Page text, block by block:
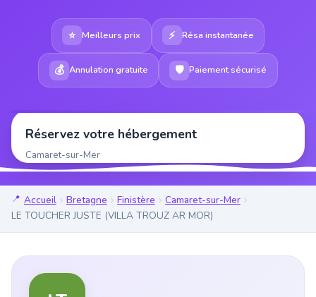
⭐ Meilleurs prix ⚡ Résa instantanée
💰 Annulation gratuite 🛡 Paiement sécurisé
Réservez votre hébergement
Camaret-sur-Mer
Accueil Bretagne Finistère
Camaret-sur-Mer
LE TOUCHER JUSTE (VILLA TROUZ AR MOR)